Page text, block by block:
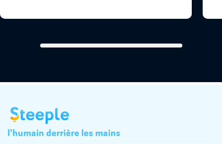
l'humain derrière les mains